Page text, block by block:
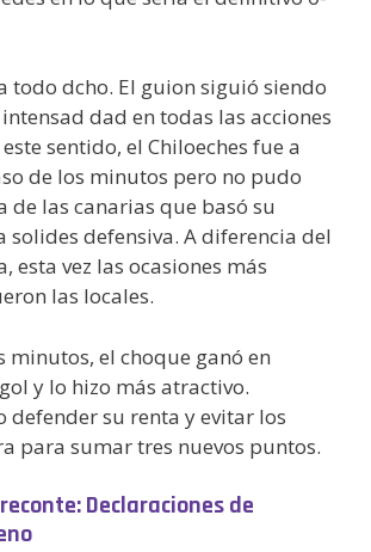
todo dcho. El guion siguió siendo
dad en todas las acciones
sentido, el Chiloeches fue a
de los minutos pero no pudo
de las canarias que basó su
solides defensiva. A diferencia del
esta vez las ocasiones más
las locales.
minutos, el choque ganó en
y lo hizo más atractivo.
defender su renta y evitar los
para sumar tres nuevos puntos.
Declaraciones de